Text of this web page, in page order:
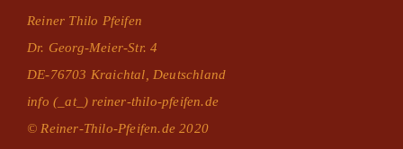
Reiner Thilo Pfeifen
Dr. Georg-Meier-Str. 4
DE-76703 Kraichtal, Deutschland
info (_at_) reiner-thilo-pfeifen.de
© Reiner-Thilo-Pfeifen.de 2020